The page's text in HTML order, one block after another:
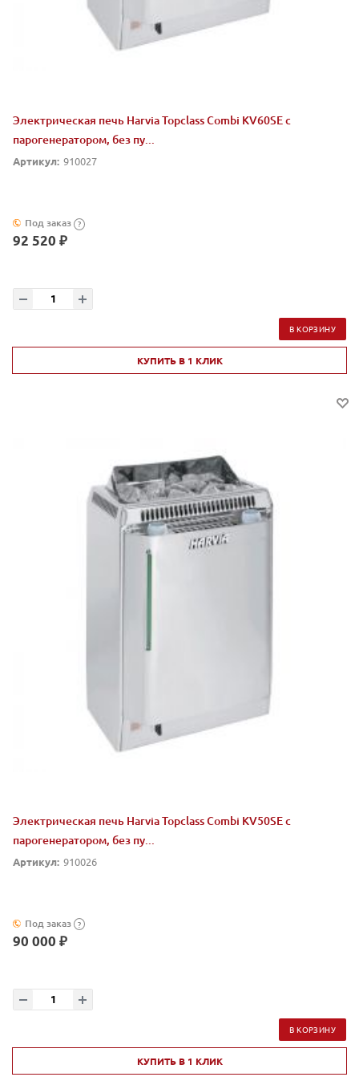
Электрическая печь Harvia Topclass Combi KV60SE с
парогенератором, без пу...
Артикул: 910027
Под заказ ?
92 520 ₽
В КОРЗИНУ
КУПИТЬ В 1 КЛИК
Электрическая печь Harvia Topclass Combi KV50SE с
парогенератором, без пу...
Артикул: 910026
Под заказ ?
90 000 ₽
В КОРЗИНУ
КУПИТЬ В 1 КЛИК